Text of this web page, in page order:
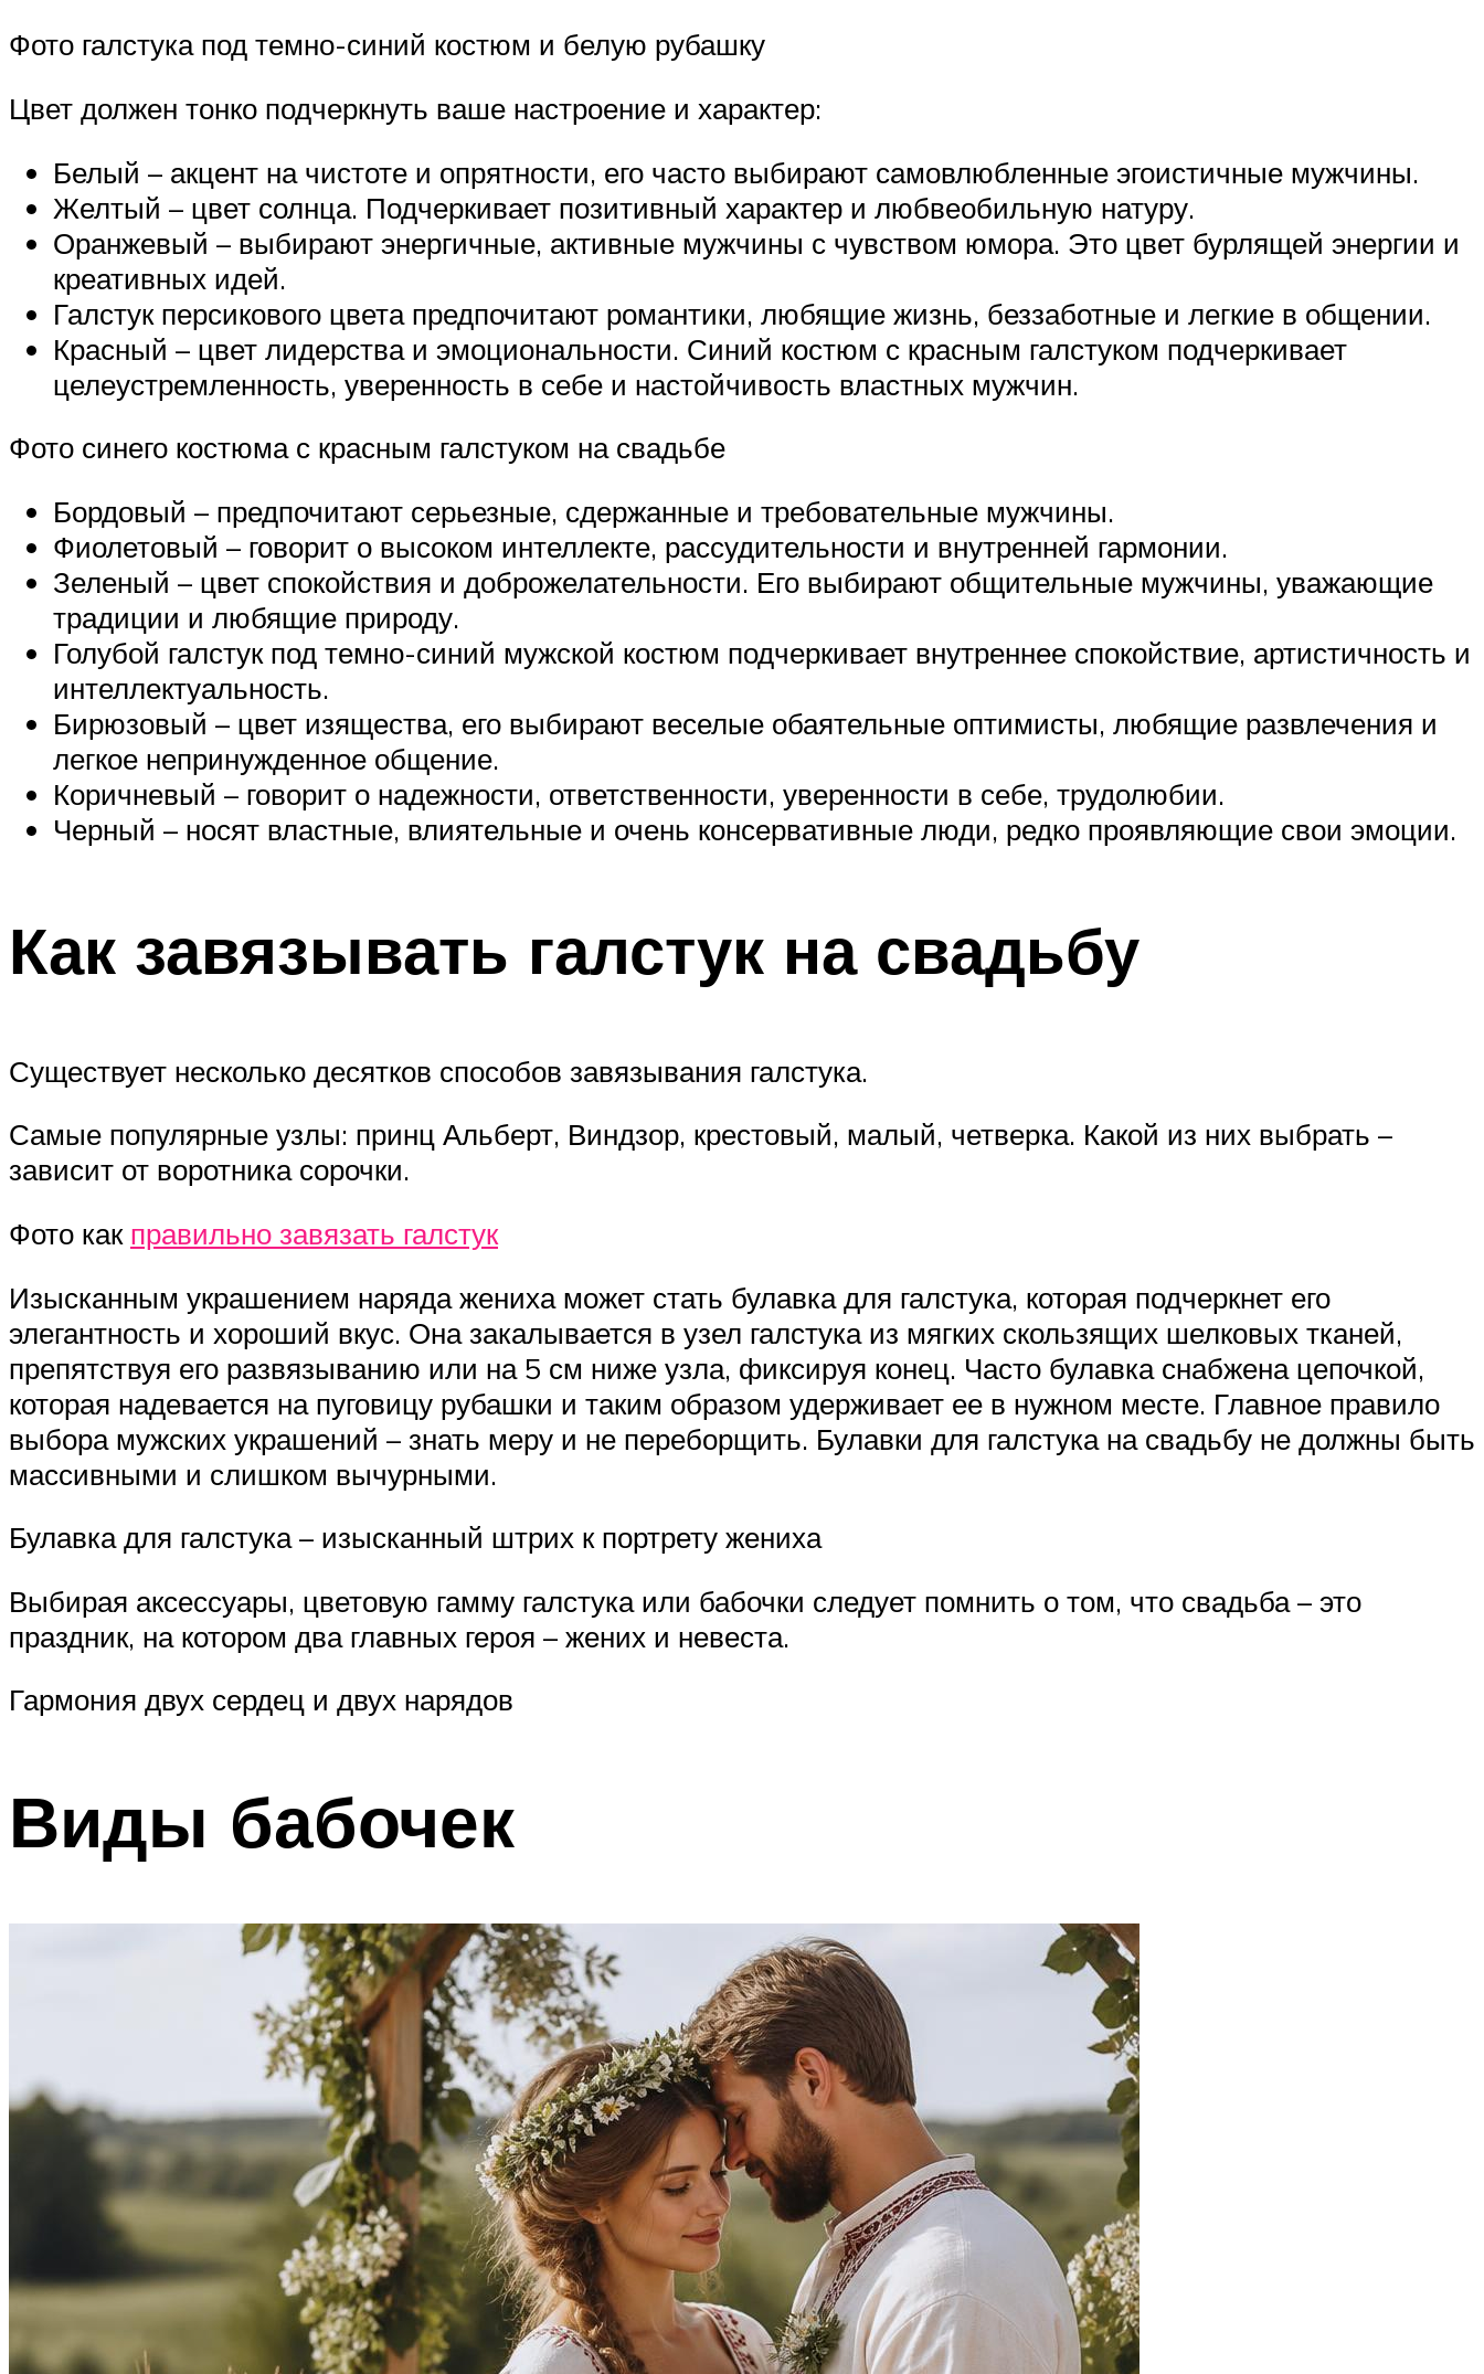
Фото галстука под темно-синий костюм и белую рубашку
Цвет должен тонко подчеркнуть ваше настроение и характер:
Белый – акцент на чистоте и опрятности, его часто выбирают самовлюбленные эгоистичные мужчины.
Желтый – цвет солнца. Подчеркивает позитивный характер и любвеобильную натуру.
Оранжевый – выбирают энергичные, активные мужчины с чувством юмора. Это цвет бурлящей энергии и
креативных идей.
Галстук персикового цвета предпочитают романтики, любящие жизнь, беззаботные и легкие в общении.
Красный – цвет лидерства и эмоциональности. Синий костюм с красным галстуком подчеркивает
целеустремленность, уверенность в себе и настойчивость властных мужчин.
Фото синего костюма с красным галстуком на свадьбе
Бордовый – предпочитают серьезные, сдержанные и требовательные мужчины.
Фиолетовый – говорит о высоком интеллекте, рассудительности и внутренней гармонии.
Зеленый – цвет спокойствия и доброжелательности. Его выбирают общительные мужчины, уважающие
традиции и любящие природу.
Голубой галстук под темно-синий мужской костюм подчеркивает внутреннее спокойствие, артистичность и
интеллектуальность.
Бирюзовый – цвет изящества, его выбирают веселые обаятельные оптимисты, любящие развлечения и
легкое непринужденное общение.
Коричневый – говорит о надежности, ответственности, уверенности в себе, трудолюбии.
Черный – носят властные, влиятельные и очень консервативные люди, редко проявляющие свои эмоции.
Как завязывать галстук на свадьбу
Существует несколько десятков способов завязывания галстука.
Самые популярные узлы: принц Альберт, Виндзор, крестовый, малый, четверка. Какой из них выбрать –
зависит от воротника сорочки.
Фото как правильно завязать галстук
Изысканным украшением наряда жениха может стать булавка для галстука, которая подчеркнет его
элегантность и хороший вкус. Она закалывается в узел галстука из мягких скользящих шелковых тканей,
препятствуя его развязыванию или на 5 см ниже узла, фиксируя конец. Часто булавка снабжена цепочкой,
которая надевается на пуговицу рубашки и таким образом удерживает ее в нужном месте. Главное правило
выбора мужских украшений – знать меру и не переборщить. Булавки для галстука на свадьбу не должны быть
массивными и слишком вычурными.
Булавка для галстука – изысканный штрих к портрету жениха
Выбирая аксессуары, цветовую гамму галстука или бабочки следует помнить о том, что свадьба – это
праздник, на котором два главных героя – жених и невеста.
Гармония двух сердец и двух нарядов
Виды бабочек